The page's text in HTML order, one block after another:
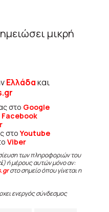
μικρή
Ελλάδακαι
στο Google
Facebook
στοYoutube
Viber
των πληροφοριών του
) ή μέρους αυτών μόνο αν:
στο σημείο όπου γίνεται η
ενεργός σύνδεσμος